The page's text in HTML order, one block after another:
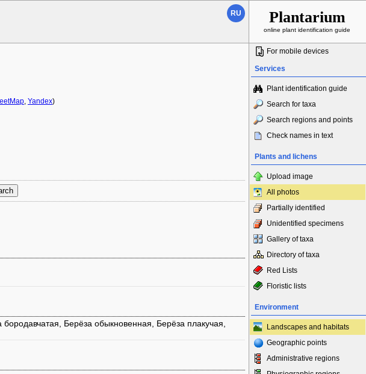
RU Plantarium
online plant identification guide
, Yandex)
Берёза обыкновенная, Берёза плакучая,
For mobile devices
Services
Plant identification guide
Search for taxa
Search regions and points
Check names in text
Plants and lichens
Upload image
All photos
Partially identified
Unidentified specimens
Gallery of taxa
Directory of taxa
Red Lists
Floristic lists
Environment
Landscapes and habitats
Geographic points
Administrative regions